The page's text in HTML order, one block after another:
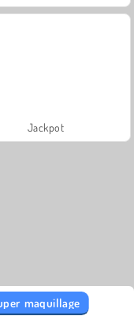
Jackpot
maquillage